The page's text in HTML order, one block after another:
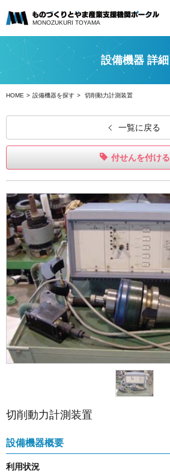
MONOZUKURI TOYAMA
設備機器 詳細
HOME 設備機器を探す 切削動力計測装置
一覧に戻る
付せんを付ける
切削動力計測装置
設備機器概要
利用状況